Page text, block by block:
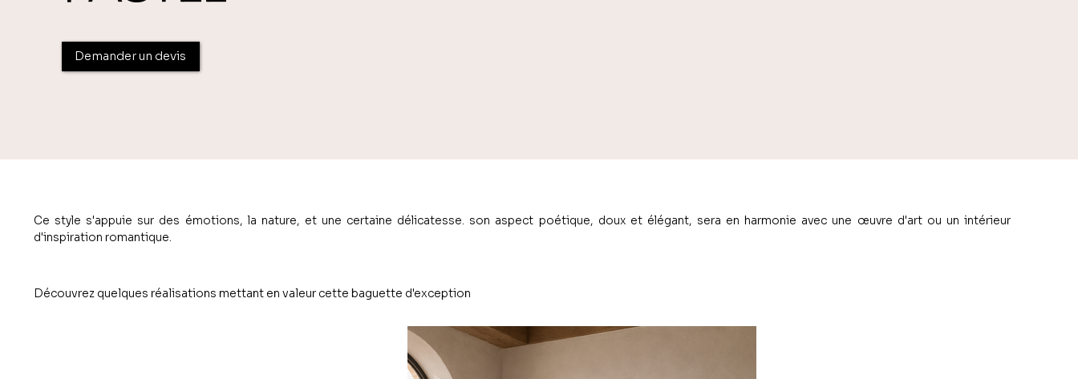
Demander un devis
Ce style s'appuie sur des émotions, la nature, et une certaine délicatesse. son aspect poétique, doux et élégant, sera en harmonie avec une œuvre d'art ou un intérieur
d'inspiration romantique.
Découvrez quelques réalisations mettant en valeur cette baguette d'exception